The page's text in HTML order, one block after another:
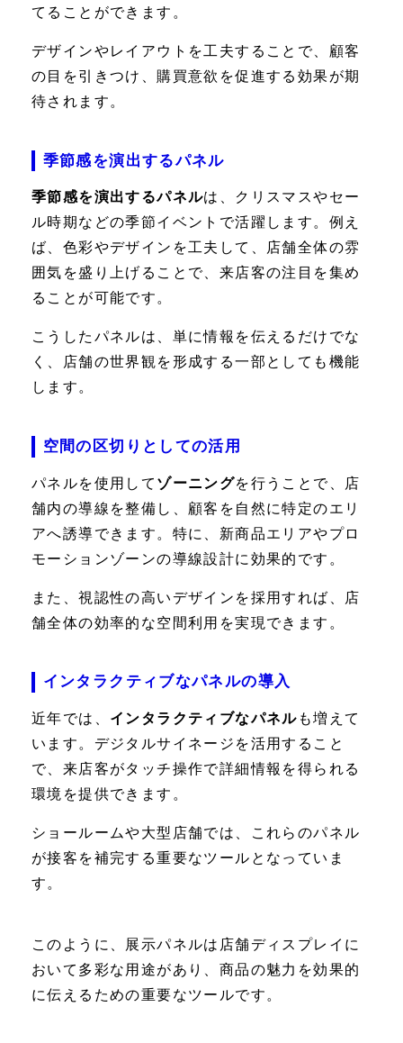
てることができます。
デザインやレイアウトを工夫することで、顧客
の目を引きつけ、購買意欲を促進する効果が期
待されます。
季節感を演出するパネル
季節感を演出するパネルは、クリスマスやセー
ル時期などの季節イベントで活躍します。例え
ば、色彩やデザインを工夫して、店舗全体の雰
囲気を盛り上げることで、来店客の注目を集め
ることが可能です。
こうしたパネルは、単に情報を伝えるだけでな
く、店舗の世界観を形成する一部としても機能
します。
空間の区切りとしての活用
パネルを使用して ゾーニングを行うことで、店
舗内の導線を整備し、顧客を自然に特定のエリ
アへ誘導できます。特に、新商品エリアやプロ
モーションゾーンの導線設計に効果的です。
また、視認性の高いデザインを採用すれば、店
舗全体の効率的な空間利用を実現できます。
インタラクティブなパネルの導入
近年では、 インタラクティブなパネル も増えて
います。デジタルサイネージを活用すること
で、来店客がタッチ操作で詳細情報を得られる
環境を提供できます。
ショールームや大型店舗では、これらのパネル
が接客を補完する重要なツールとなっていま
す。
このように、展示パネルは店舗ディスプレイに
おいて多彩な用途があり、商品の魅力を効果的
に伝えるための重要なツールです。